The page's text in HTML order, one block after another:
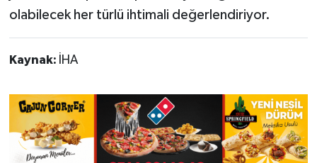
olabilecek her türlü ihtimali değerlendiriyor.
Kaynak: İHA